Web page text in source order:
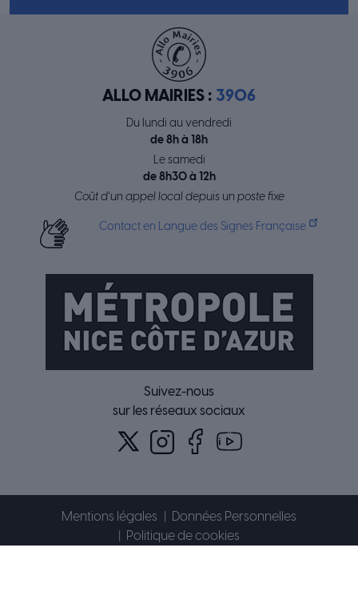
ALLO MAIRIES : 3906
Du lundi au vendredi
de 8h à 18h
Le samedi
de 8h30 à 12h
Coût d’un appel local depuis un poste fixe
Contact en Langue des Signes Française
Suivez-nous
sur les réseaux sociaux
Mentions légales
Données Personnelles
Politique de cookies